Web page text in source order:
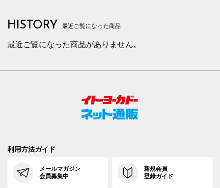
HISTORY 最近ご覧になった商品
最近ご覧になった商品がありません。
利用方法ガイド
メールマガジン
会員募集中
新規会員
登録ガイド